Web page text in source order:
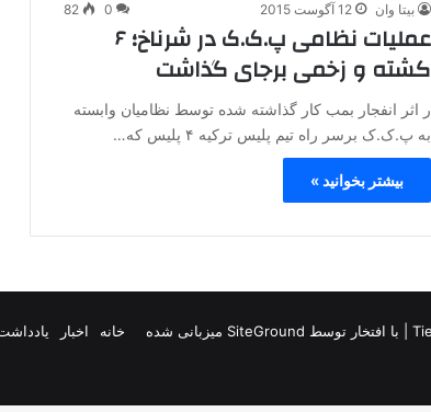
بیتا وان 12 آگوست 2015 0
82
عملیات نظامی پ.ک.ک در شرناخ؛ ۶
کشته و زخمی برجای گذاشت
ر اثر انفجار بمب کار گذاشته شده توسط نظامیان وابسته
به پ.ک.ک برسر راه تیم پلیس ترکیه ۴ پلیس که…
بیشتر بخوانید »
| با افتخار توسط SiteGround میزبانی شده خانه اخبار